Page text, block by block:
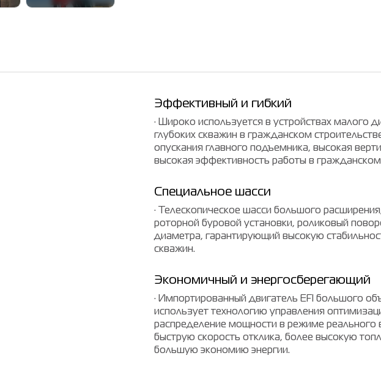
Эффективный и гибкий
· Широко используется в устройствах малого
глубоких скважин в гражданском
опускания главного подъемника, высокая
высокая эффективность работы в гражданском
Специальное шасси
· Телескопическое шасси большого
роторной буровой установки, роликовый
диаметра, гарантирующий высокую
скважин.
Экономичный и энергосберегающий
· Импортированный двигатель EFI большого
использует технологию управления
распределение мощности в режиме реального
быструю скорость отклика, более высокую
большую экономию энергии.